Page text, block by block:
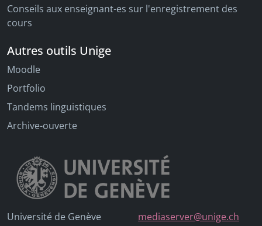
Conseils aux enseignant-es sur l'enregistrement des
cours
Autres outils Unige
Moodle
Portfolio
Tandems linguistiques
Archive-ouverte
Université de Genève
mediaserver@unige.ch